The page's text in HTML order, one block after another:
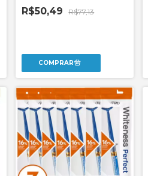
R$50,49 R$77,13